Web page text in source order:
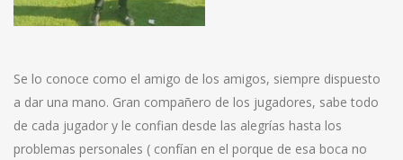
Se lo conoce como el amigo de los amigos, siempre dispuesto
a dar una mano. Gran compañero de los jugadores, sabe todo
de cada jugador y le confian desde las alegrías hasta los
problemas personales ( confían en el porque de esa boca no